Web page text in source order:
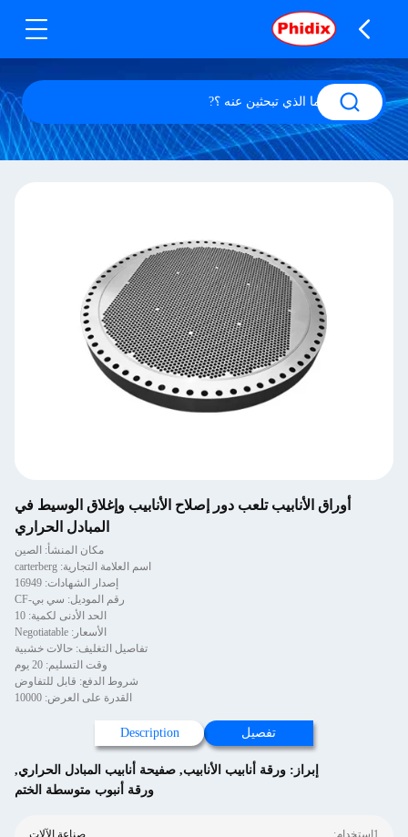
أوراق الأنابيب تلعب دور إصلاح الأنابيب وإغلاق الوسيط في
المبادل الحراري
مكان المنشأ: الصين
اسم العلامة التجارية: carterberg
إصدار الشهادات: 16949
رقم الموديل: سي بي-CF
الحد الأدنى لكمية: 10
الأسعار: Negotiatable
تفاصيل التغليف: حالات خشبية
وقت التسليم: 20 يوم
شروط الدفع: قابل للتفاوض
القدرة على العرض: 10000
تفصيل Description
إبراز: ورقة أنابيب الأنابيب, صفيحة أنابيب المبادل الحراري,
ورقة أنبوب متوسطة الختم
1استخدام: صناعة الآلات